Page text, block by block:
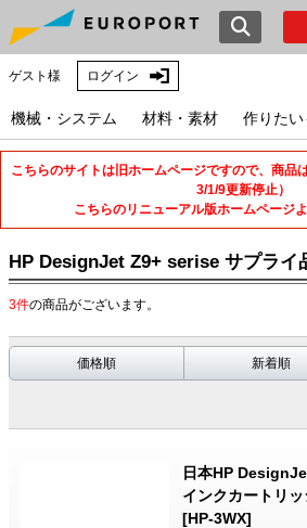
ゲスト様 ログイン
機械・システム 材料・素材 作りたい
こちらのサイトは旧ホームページですので、商品
3/1/9更新停止）
こちらのリニューアル版ホームページ
HP DesignJet Z9+ serise サプライ
3件の商品がございます。
価格順 新着順
日本HP
インクカートリ
[HP-3WX]